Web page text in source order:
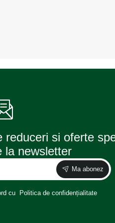
reduceri si oferte
la newsletter
Ma abonez
cu Politica de confidențialitate